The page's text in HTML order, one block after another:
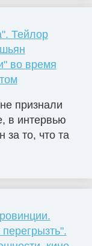
Тейлор
во время
признали
в интервью
за то, что та